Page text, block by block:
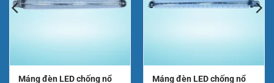
Máng đèn LED chống nổ
Máng đèn LED chống nổ